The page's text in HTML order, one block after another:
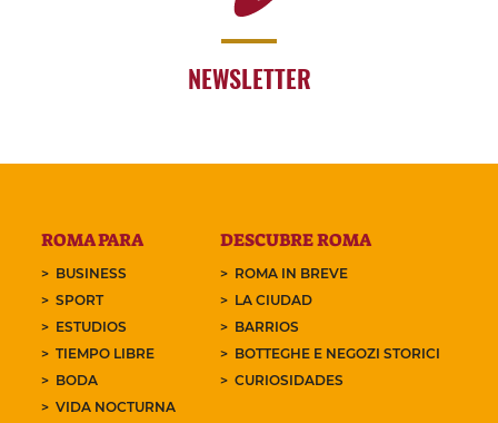
NEWSLETTER
ROMA PARA
BUSINESS
SPORT
ESTUDIOS
TIEMPO LIBRE
BODA
VIDA NOCTURNA
DESCUBRE ROMA
ROMA IN BREVE
LA CIUDAD
BARRIOS
BOTTEGHE E NEGOZI STORICI
CURIOSIDADES